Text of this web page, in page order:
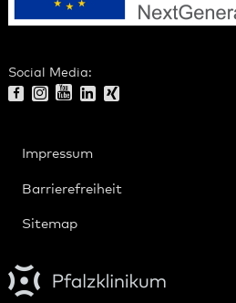
Social Media:
Impressum
Barrierefreiheit
Sitemap